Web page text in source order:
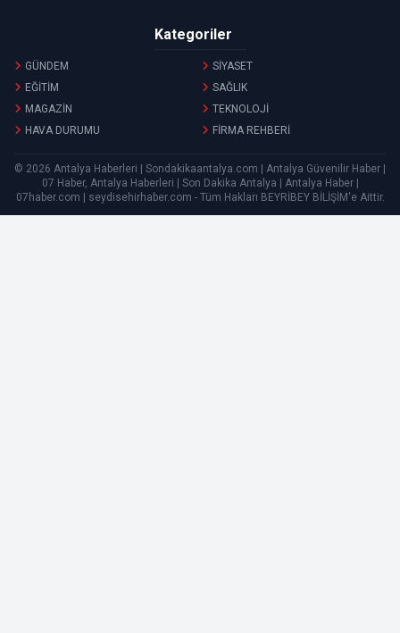
Kategoriler
GÜNDEM
SİYASET
EĞİTİM
SAĞLIK
MAGAZİN
TEKNOLOJİ
HAVA DURUMU
FİRMA REHBERİ
© 2026 Antalya Haberleri | Sondakikaantalya.com | Antalya Güvenilir Haber |
07 Haber, Antalya Haberleri | Son Dakika Antalya | Antalya Haber |
07haber.com | seydisehirhaber.com - Tüm Hakları BEYRİBEY BİLİŞİM 'e Aittir.